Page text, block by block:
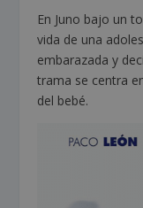
En Juno bajo un
vida de una
embarazada y
trama se centra
del bebé.